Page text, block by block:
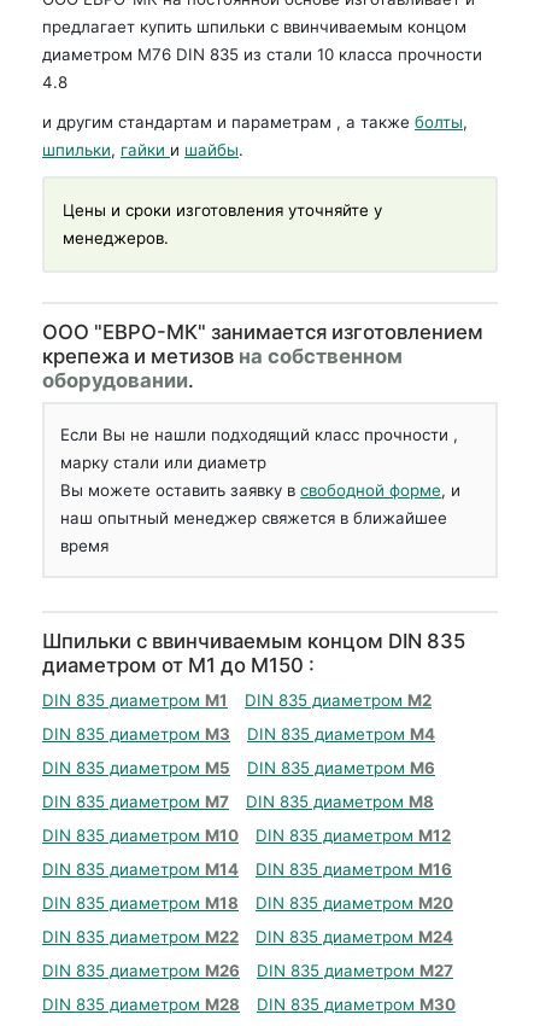
предлагает купить шпильки с ввинчиваемым концом
диаметром М76 DIN 835 из стали 10 класса прочности
4.8
и другим стандартам и параметрам , а также болты,
шпильки, гайки и шайбы.
Цены и сроки изготовления уточняйте у
менеджеров.
OOO "ЕВРО-МК" занимается изготовлением
крепежа и метизов на собственном
оборудовании.
Если Вы не нашли подходящий класс прочности ,
марку стали или диаметр
Вы можете оставить заявку всвободной форме, и
наш опытный менеджер свяжется в ближайшее
время
Шпильки с ввинчиваемым концом DIN 835
диаметром от М1 до М150 :
DIN 835 диаметром М1 DIN 835 диаметром М2
DIN 835 диаметром М3 DIN 835 диаметром М4
DIN 835 диаметром М5 DIN 835 диаметром М6
DIN 835 диаметром М7 DIN 835 диаметром М8
DIN 835 диаметром М10 DIN 835 диаметром М12
DIN 835 диаметром М14 DIN 835 диаметром М16
DIN 835 диаметром М18 DIN 835 диаметром М20
DIN 835 диаметром М22 DIN 835 диаметром М24
DIN 835 диаметром М26 DIN 835 диаметром М27
DIN 835 диаметром М28 DIN 835 диаметром М30